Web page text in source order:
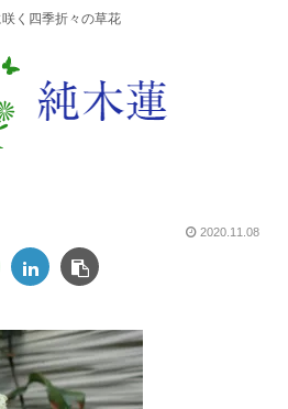
咲く四季折々の草花
2020.11.08